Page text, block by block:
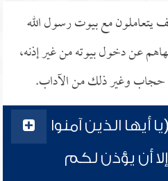
يتعاملون مع بيوت رسول الله
عن دخول بيوته من غير إذنه،
حجاب وغير ذلك من الآداب.
أيها الذين آمنوا
إلا أن يؤذن لكم